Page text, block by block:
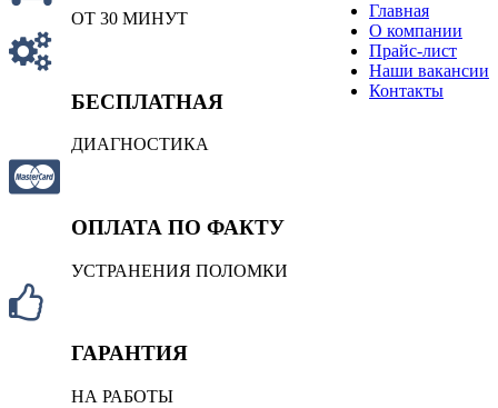
Главная
О компании
Прайс-лист
Наши вакансии
Контакты
ОТ 30 МИНУТ
БЕСПЛАТНАЯ
ДИАГНОСТИКА
ОПЛАТА ПО ФАКТУ
УСТРАНЕНИЯ ПОЛОМКИ
ГАРАНТИЯ
НА РАБОТЫ